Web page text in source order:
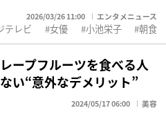
2026/03/26 11:00 エンタメニュース
テレビ 女優 小池栄子 朝食
ープフルーツを食べる人
い“意外なデメリット”
2024/05/17 06:00 美容